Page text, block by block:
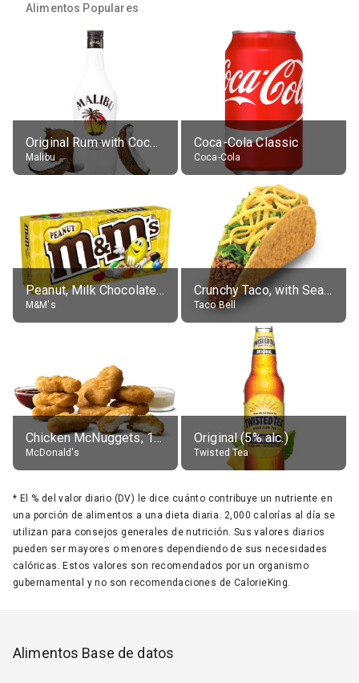
Alimentos Populares
Original Rum with Coconut Flavour (21% alc.)
Malibu
Coca-Cola Classic
Coca-Cola
Peanut, Milk Chocolate Candies
M&M's
Crunchy Taco, with Seasoned Beef
Taco Bell
Chicken McNuggets, 10 pieces, without sauce
McDonald's
Original (5% alc.)
Twisted Tea
* El % del valor diario (DV) le dice cuánto contribuye un nutriente en
una porción de alimentos a una dieta diaria. 2,000 calorías al día se
utilizan para consejos generales de nutrición. Sus valores diarios
pueden ser mayores o menores dependiendo de sus necesidades
calóricas. Estos valores son recomendados por un organismo
gubernamental y no son recomendaciones de CalorieKing.
Alimentos Base de datos